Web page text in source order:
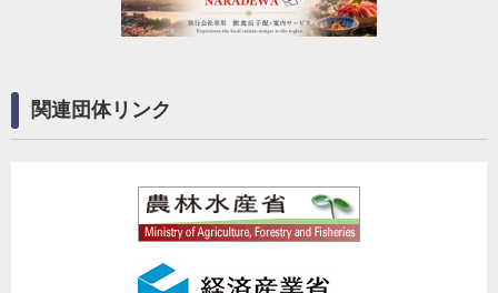
関連団体リンク